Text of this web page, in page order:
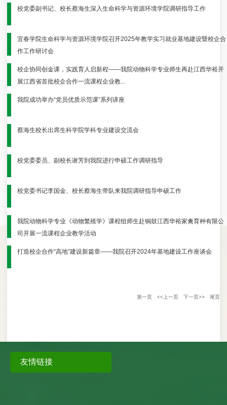
校党委副书记、校长蔡海生深入生命科学与资源环境学院调研指导工作
宜春学院生命科学与资源环境学院召开2025年教学实习就业基地建设暨校企合
作工作研讨会
校企协同创金课，实践育人启新程——我院动物科学专业师生再赴江西华裕开
展江西省首批校企合作一流课程企业教...
我院成功举办“党员优质示范课”系列讲座
蔡海生校长出席生科学院学科专业建设交流会
校党委委员、副校长谢芳到我院进行申硕工作调研指导
校党委书记李国金、校长蔡海生带队来我院调研指导申硕工作
我院动物科学专业《动物繁殖学》课程组师生赴铜鼓江西华裕家禽育种有限公
司开展一流课程企业教学活动
打造校企合作“高地”建设新篇章​——我院召开2024年基地建设工作座谈会
第一页 <<上一页 下一页>> 尾页
友情链接